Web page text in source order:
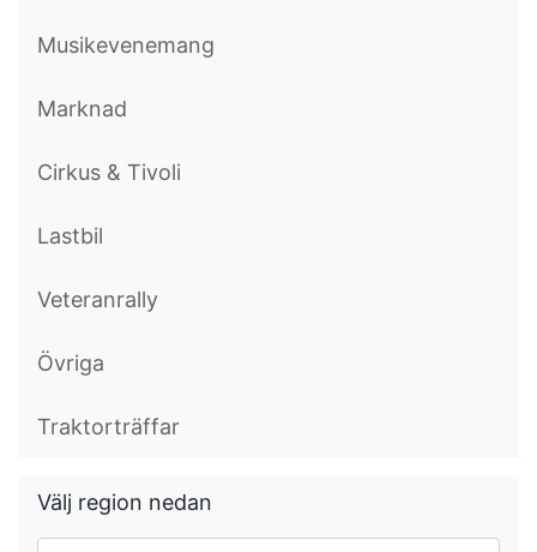
Musikevenemang
Marknad
Cirkus & Tivoli
Lastbil
Veteranrally
Övriga
Traktorträffar
Välj region nedan